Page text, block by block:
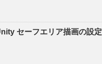
セーフエリア描画の設定